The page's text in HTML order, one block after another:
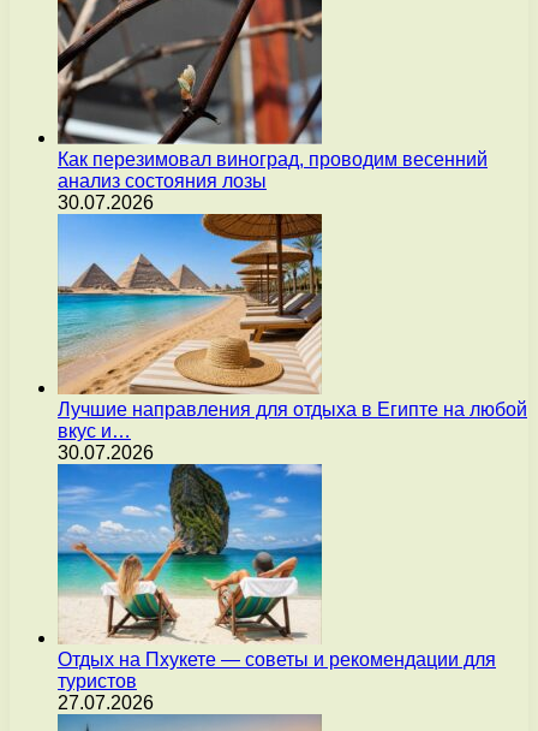
Как перезимовал виноград, проводим весенний
анализ состояния лозы
30.07.2026
Лучшие направления для отдыха в Египте на любой
вкус и…
30.07.2026
Отдых на Пхукете — советы и рекомендации для
туристов
27.07.2026